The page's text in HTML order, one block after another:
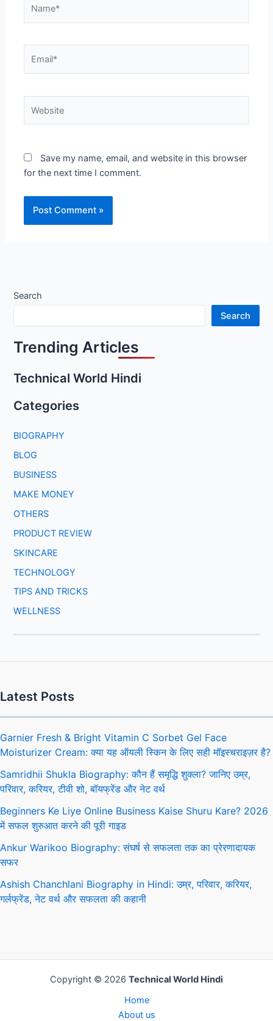
Save my name, email, and website in this browser
for the next time I comment.
Search
Search
Trending Articles
Technical World Hindi
Categories
BIOGRAPHY
BLOG
BUSINESS
MAKE MONEY
OTHERS
PRODUCT REVIEW
SKINCARE
TECHNOLOGY
TIPS AND TRICKS
WELLNESS
Latest Posts
Garnier Fresh & Bright Vitamin C Sorbet Gel Face
Moisturizer Cream: क्या यह ऑयली स्किन के लिए सही मॉइस्चराइज़र है?
Samridhii Shukla Biography: कौन हैं समृद्धि शुक्ला? जानिए उम्र,
परिवार, करियर, टीवी शो, बॉयफ्रेंड और नेट वर्थ
Beginners Ke Liye Online Business Kaise Shuru Kare? 2026
में सफल शुरुआत करने की पूरी गाइड
Ankur Warikoo Biography: संघर्ष से सफलता तक का प्रेरणादायक
सफर
Ashish Chanchlani Biography in Hindi: उम्र, परिवार, करियर,
गर्लफ्रेंड, नेट वर्थ और सफलता की कहानी
Copyright © 2026 Technical World Hindi
Home
About us